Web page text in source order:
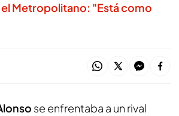
el Metropolitano: "Está como
se enfrentaba a un rival